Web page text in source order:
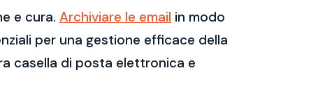
e cura. Archiviare le email in modo
per una gestione efficace della
casella di posta elettronica e